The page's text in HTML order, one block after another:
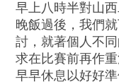
早上八時半對山
晚飯過後，我們
討，就著個人不
求在比賽前再作
早早休息以好好準